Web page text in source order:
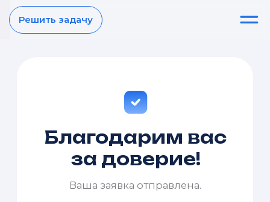
Решить задачу
Благодарим вас
за доверие!
Ваша заявка отправлена.